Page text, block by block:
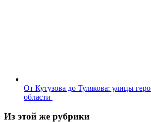
От Кутузова до Тулякова: улицы
области
Из этой же рубрики